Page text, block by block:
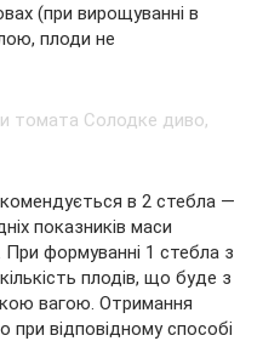
(при вирощуванні в
плоди не
в 2 стебла —
показників маси
При формуванні 1 стебла з
плодів, що буде з
вагою. Отримання
при відповідному способі